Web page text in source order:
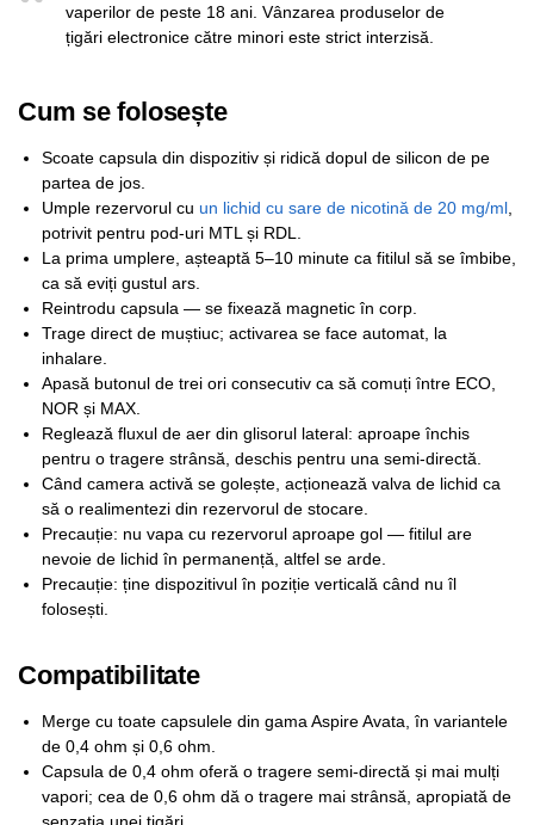
vaperilor de peste 18 ani. Vânzarea produselor de
țigări electronice către minori este strict interzisă.
Cum se folosește
Scoate capsula din dispozitiv și ridică dopul de silicon de pe
partea de jos.
Umple rezervorul cu un lichid cu sare de nicotină de 20 mg/ml
potrivit pentru pod-uri MTL și RDL.
La prima umplere, așteaptă 5–10 minute ca fitilul să se îmbibe,
ca să eviți gustul ars.
Reintrodu capsula — se fixează magnetic în corp.
Trage direct de muștiuc; activarea se face automat, la
inhalare.
Apasă butonul de trei ori consecutiv ca să comuți între ECO,
NOR și MAX.
Reglează fluxul de aer din glisorul lateral: aproape închis
pentru o tragere strânsă, deschis pentru una semi-directă.
Când camera activă se golește, acționează valva de lichid ca
să o realimentezi din rezervorul de stocare.
Precauție: nu vapa cu rezervorul aproape gol — fitilul are
nevoie de lichid în permanență, altfel se arde.
Precauție: ține dispozitivul în poziție verticală când nu îl
folosești.
Compatibilitate
Merge cu toate capsulele din gama Aspire Avata, în variantele
de 0,4 ohm și 0,6 ohm.
Capsula de 0,4 ohm oferă o tragere semi-directă și mai mulți
vapori; cea de 0,6 ohm dă o tragere mai strânsă, apropiată de